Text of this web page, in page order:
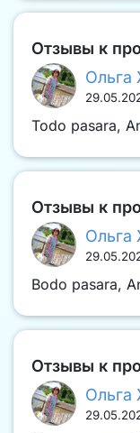
Отзывы к
Ольга
Todo pasara,
Отзывы к
Ольга
Bodo pasara,
Отзывы к
Ольга